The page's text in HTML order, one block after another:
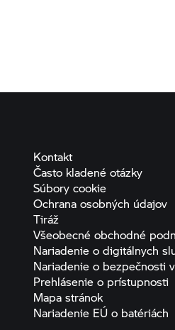
Kontakt
Často kladené otázky
Súbory cookie
Ochrana osobných údajov
Tiráž
Všeobecné obchodné
Nariadenie o digitálnych
Nariadenie o bezpečnosti
Prehlásenie o prístupnosti
Mapa stránok
Nariadenie EÚ o batériách